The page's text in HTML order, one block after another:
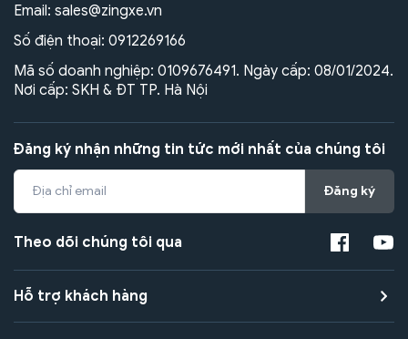
Email: sales@zingxe.vn
Số điện thoại: 0912269166
Mã số doanh nghiệp: 0109676491. Ngày cấp: 08/01/2024.
Nơi cấp: SKH & ĐT TP. Hà Nội
Đăng ký nhận những tin tức mới nhất của chúng tôi
Đăng ký
Theo dõi chúng tôi qua
Hỗ trợ khách hàng